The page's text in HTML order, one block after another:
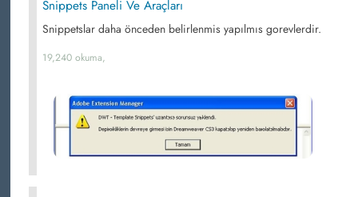
Snippets Paneli Ve Araçları
Snippetslar daha önceden belirlenmis yapılmıs gorevlerdir.
19,240 okuma,